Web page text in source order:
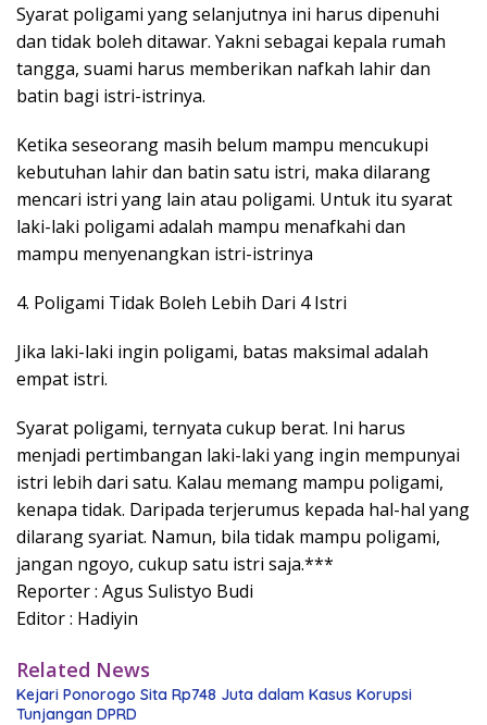
Syarat poligami yang selanjutnya ini harus dipenuhi
dan tidak boleh ditawar. Yakni sebagai kepala rumah
tangga, suami harus memberikan nafkah lahir dan
batin bagi istri-istrinya.
Ketika seseorang masih belum mampu mencukupi
kebutuhan lahir dan batin satu istri, maka dilarang
mencari istri yang lain atau poligami. Untuk itu syarat
laki-laki poligami adalah mampu menafkahi dan
mampu menyenangkan istri-istrinya
4. Poligami Tidak Boleh Lebih Dari 4 Istri
Jika laki-laki ingin poligami, batas maksimal adalah
empat istri.
Syarat poligami, ternyata cukup berat. Ini harus
menjadi pertimbangan laki-laki yang ingin mempunyai
istri lebih dari satu. Kalau memang mampu poligami,
kenapa tidak. Daripada terjerumus kepada hal-hal yang
dilarang syariat. Namun, bila tidak mampu poligami,
jangan ngoyo, cukup satu istri saja.***
Reporter : Agus Sulistyo Budi
Editor : Hadiyin
Related News
Kejari Ponorogo Sita Rp748 Juta dalam Kasus Korupsi
Tunjangan DPRD